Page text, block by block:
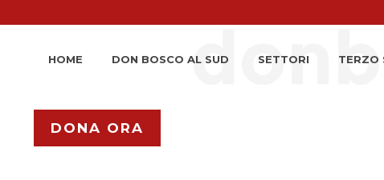
HOME DON BOSCO AL SUD SETTORI TERZO
DONA ORA